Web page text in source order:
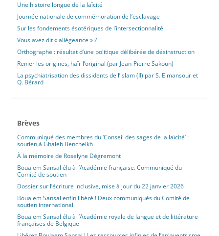
Une histoire longue de la laïcité
Journée nationale de commémoration de l’esclavage
Sur les fondements ésotériques de l’intersectionnalité
Vous avez dit « allégeance » ?
Orthographe : résultat d’une politique délibérée de désinstruction
Renier les origines, haïr l’original (par Jean-Pierre Sakoun)
La psychiatrisation des dissidents de l’islam (II) par S. Elmansour et
Q. Bérard
Brèves
Communiqué des membres du ‘Conseil des sages de la laïcité’ :
soutien à Ghaleb Bencheikh
À la mémoire de Roselyne Dégremont
Boualem Sansal élu à l’Académie française. Communiqué du
Comité de soutien
Dossier sur l’écriture inclusive, mise à jour du 22 janvier 2026
Boualem Sansal enfin libéré ! Deux communiqués du Comité de
soutien international
Boualem Sansal élu à l’Académie royale de langue et de littérature
françaises de Belgique